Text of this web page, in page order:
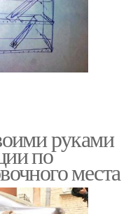
руками
по
места